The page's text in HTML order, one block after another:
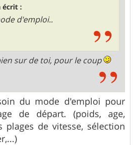
écrit :
d'emploi..
sur de toi, pour le coup
du mode d'emploi pour
de départ. (poids, age,
plages de vitesse, sélection